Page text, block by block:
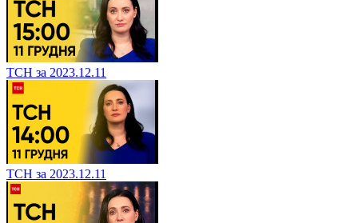
ТСН за 2023.12.11
ТСН за 2023.12.11